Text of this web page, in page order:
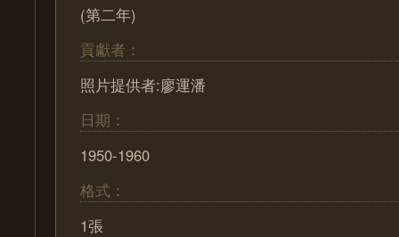
(第二年)
貢獻者：
照片提供者:廖運潘
日期：
1950-1960
格式：
1張